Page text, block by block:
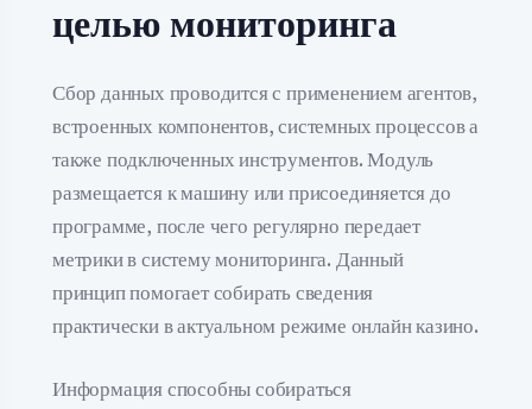
целью мониторинга
Сбор данных проводится с применением агентов,
встроенных компонентов, системных процессов а
также подключенных инструментов. Модуль
размещается к машину или присоединяется до
программе, после чего регулярно передает
метрики в систему мониторинга. Данный
принцип помогает собирать сведения
практически в актуальном режиме онлайн казино.
Информация способны собираться